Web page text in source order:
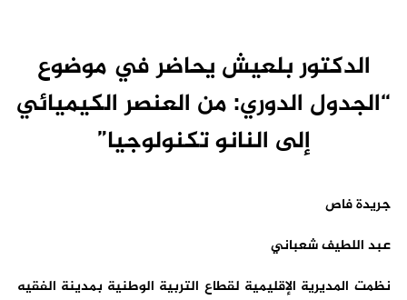
الدكتور بلعيش يحاضر في موضوع
“الجدول الدوري: من العنصر الكيميائي
إلى النانو تكنولوجيا”
جريدة فاص
عبد اللطيف شعباني
نظمت المديرية الإقليمية لقطاع التربية الوطنية بمدينة الفقيه